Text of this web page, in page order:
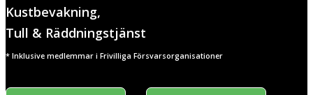
Kustbevakning,
Tull & Räddningstjänst
* Inklusive medlemmar i Frivilliga Försvarsorganisationer